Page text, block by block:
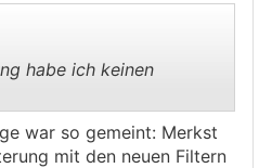
..
habe ich keinen
war so gemeint: Merkst
mit den neuen Filtern